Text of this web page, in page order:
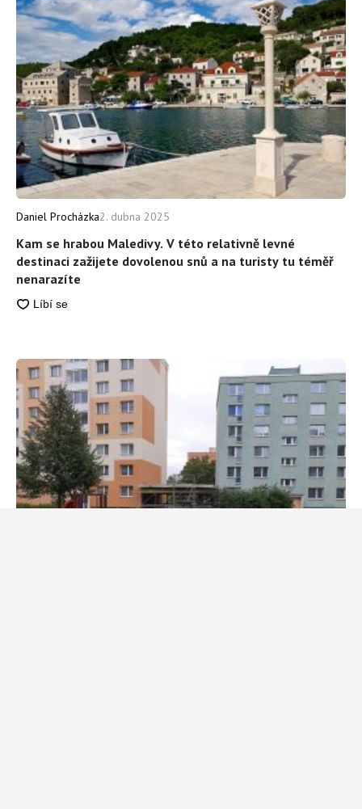
Kam se hrabou Maledivy. V této relativně levné
destinaci zažijete dovolenou snů a na turisty tu téměř
nenarazíte
Daniel Procházka2. dubna 2025